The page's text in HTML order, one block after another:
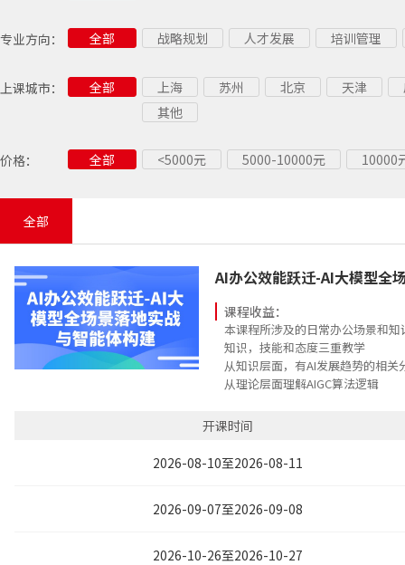
专业方向：
全部 战略规划 人才发展
培训管理
OFFICE
市场营销
销售技能
项目管理
采购专项
生产计划 仓储库存
上课城市： 全部 上海 苏州 北京 天津
其他
价格： 全部 <5000元 5000-10000元 10000
全部
AI办公效能跃迁-AI大模型全
课程收益：
本课程所涉及的日常办公场景和
知识，技能和态度三重教学
从知识层面，有AI发展趋势的相关
从理论层面理解AIGC算法逻辑
技能和方法
从态度层面，启发学员从初识AI到
考如何运用AI让自己的工作价值最
开课时间
2026-08-10至2026-08-11
2026-09-07至2026-09-08
2026-10-26至2026-10-27